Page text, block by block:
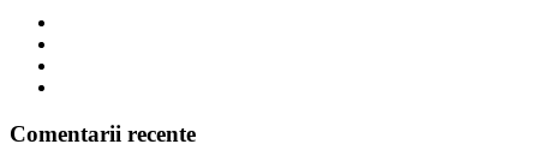
Comentarii recente